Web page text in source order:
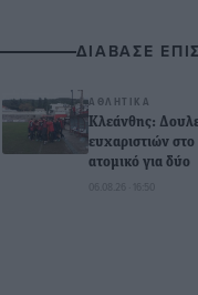
ΔΙΑΒΑΣΕ
ΑΘΛΗΤΙΚΆ
Κλεάνθης:
ευχαριστιών
ατομικό για δύο
06.08.26 · 16:50